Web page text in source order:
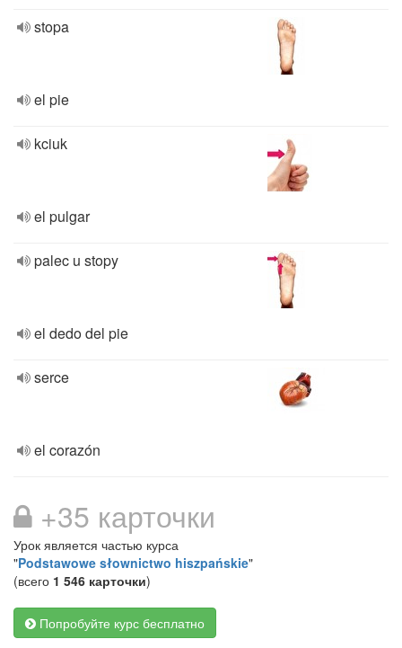
stopa
el pie
kciuk
el pulgar
palec u stopy
el dedo del pie
serce
el corazón
+35 карточки
Урок является частью курса
"Podstawowe słownictwo hiszpańskie"
(всего 1 546 карточки)
Попробуйте курс бесплатно